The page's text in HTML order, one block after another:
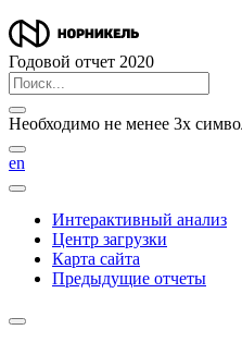
Годовой отчет 2020
Необходимо не менее 3х
en
Интерактивный анализ
Центр загрузки
Карта сайта
Предыдущие отчеты